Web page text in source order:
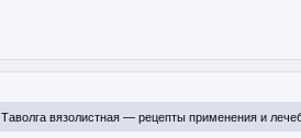
Таволга вязолистная — рецепты применения и